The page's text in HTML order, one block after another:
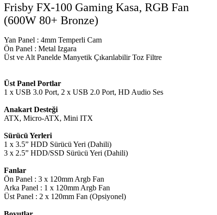
Frisby FX-100 Gaming Kasa, RGB Fan
(600W 80+ Bronze)
Yan Panel : 4mm Temperli Cam
Ön Panel : Metal Izgara
Üst ve Alt Panelde Manyetik Çıkarılabilir Toz Filtre
Üst Panel Portlar
1 x USB 3.0 Port, 2 x USB 2.0 Port, HD Audio Ses
Anakart Desteği
ATX, Micro-ATX, Mini ITX
Sürücü Yerleri
1 x 3.5” HDD Sürücü Yeri (Dahili)
3 x 2.5” HDD/SSD Sürücü Yeri (Dahili)
Fanlar
Ön Panel : 3 x 120mm Argb Fan
Arka Panel : 1 x 120mm Argb Fan
Üst Panel : 2 x 120mm Fan (Opsiyonel)